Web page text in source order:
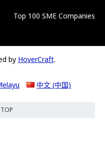
Top 100 SME Companies
by HoverCraft.
中文 (中国)